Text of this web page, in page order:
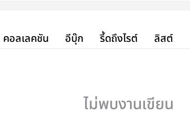
คอลเลคชัน อีบุ๊ก รี้ดถึงไรต์ ลิสต์
ไม่พบงานเขียน